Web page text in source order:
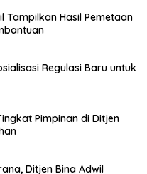
Tampilkan Hasil Pemetaan
Regulasi Baru untuk
Pimpinan di Ditjen
Ditjen Bina Adwil